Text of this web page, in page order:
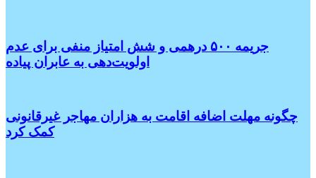
جریمه ۵۰۰ درهمی و شش امتیاز منفی برای عدم
اولویت‌دهی به عابران پیاده
چگونه مهلت اضافه اقامت به هزاران مهاجر غیرقانونی
کمک کرد